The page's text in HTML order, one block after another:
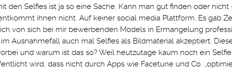
den Selfies ist ja so eine Sache. Kann man gut finden oder nicht
ihnen nicht. Auf keiner social media Plattform. Es gab
von sich bei mir bewerbenden Models in Ermangelung
im Ausnahmefall auch mal Selfies als Bildmaterial akzeptiert.
und warum ist das so? Weil heutzutage kaum noch ein Selfie
wird, dass nicht durch Apps wie Facetune und Co.